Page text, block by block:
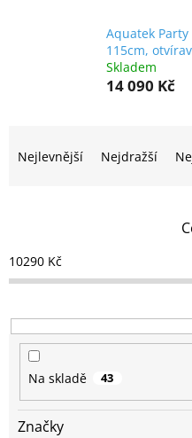
Aquatek
115cm,
Skladem
14 090 Kč
p
r
o
u
Nejlevnější Nejdražší
10290 Kč
Na skladě 43
Značky